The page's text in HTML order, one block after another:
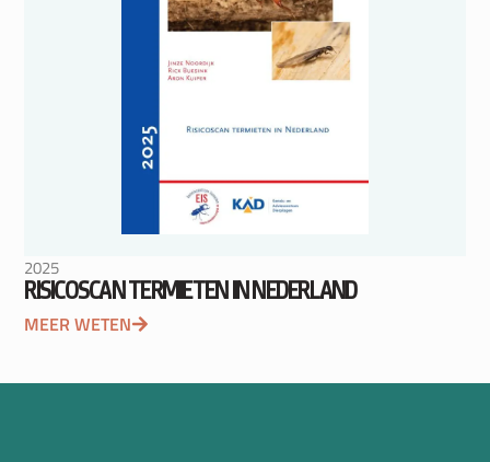
2025
RISICOSCAN TERMIETEN IN NEDERLAND
MEER WETEN